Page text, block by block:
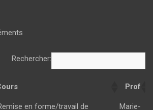
Rechercher:
Prof
Prof
en forme/travail de
Marie-